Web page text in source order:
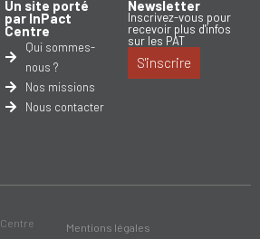
Un site porté
par InPact
Centre
Qui sommes-
nous ?
Nos missions
Nous contacter
Newsletter
Inscrivez-vous pour
recevoir plus d'infos
sur les PAT
S'inscrire
Mentions légales